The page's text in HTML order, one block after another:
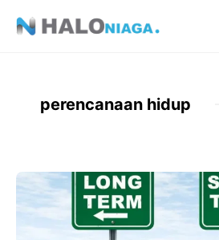
perencanaan hidup